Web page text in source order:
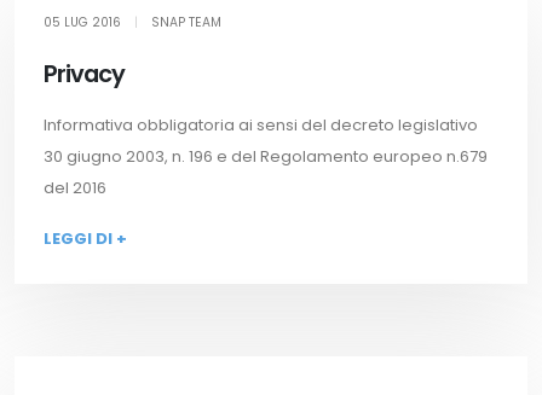
05 LUG 2016 SNAP TEAM
Privacy
Informativa obbligatoria ai sensi del decreto legislativo
30 giugno 2003, n. 196 e del Regolamento europeo n.679
del 2016
LEGGI DI +